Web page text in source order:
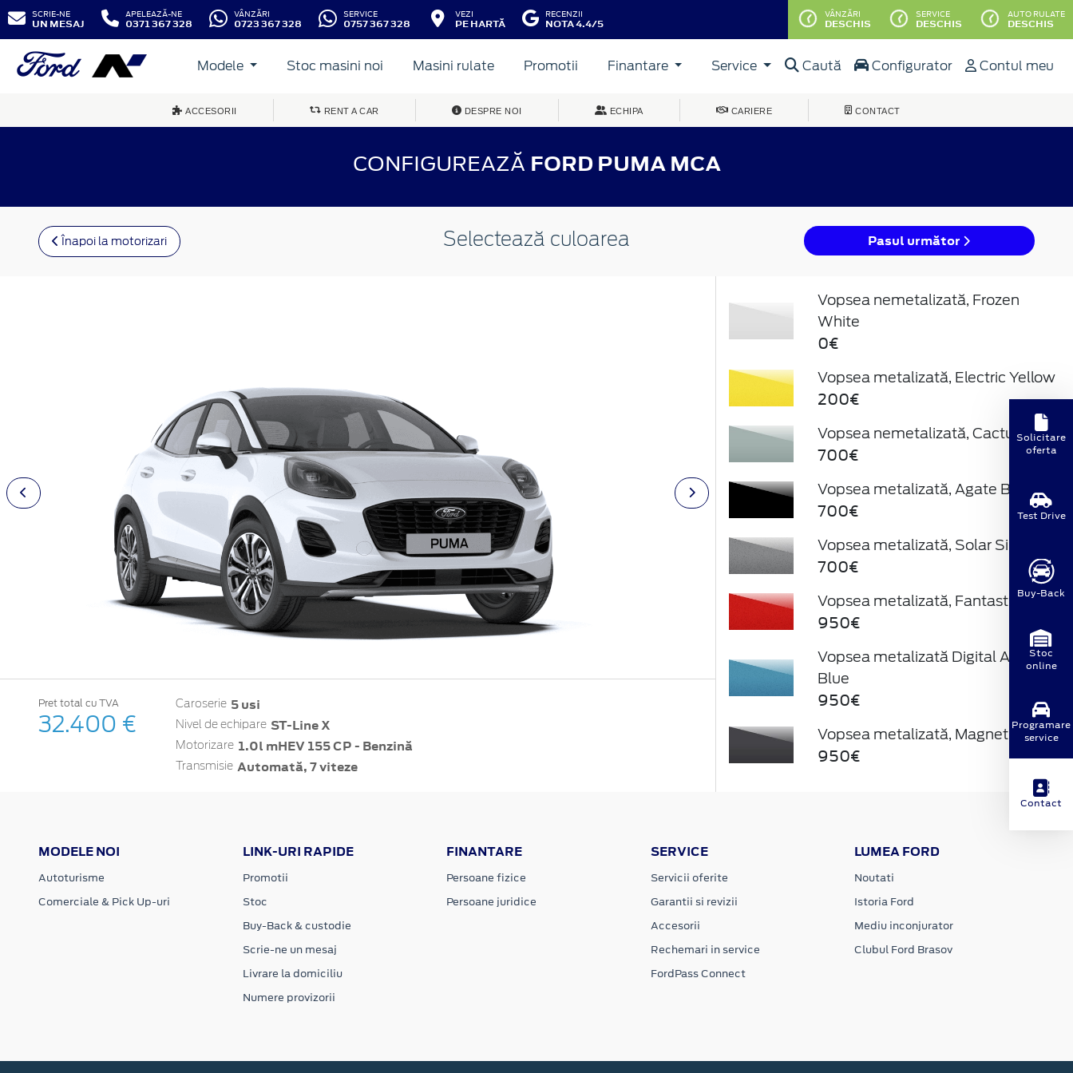
SCRIE-NE
UN MESAJ
APELEAZĂ-NE
0371 367 328
VÂNZĂRI
0723 367 328
SERVICE
0757 367 328
VEZI
PE HARTĂ
RECENZII
NOTA 4.4/5
VÂNZĂRI
DESCHIS
SERVICE
DESCHIS
AUTO RULATE
DESCHIS
Modele Stoc masini noi Masini rulate Promotii Finantare Service Caută Configurator Contul meu
ACCESORII RENT A CAR DESPRE NOI ECHIPA CARIERE CONTACT
CONFIGUREAZĂ FORD PUMA MCA
Înapoi la motorizari Selectează culoarea Pasul următor
Pret total cu TVA
32.400 €
Caroserie 5 usi
Nivel de echipare ST-Line X
Motorizare 1.0l mHEV 155 CP - Benzină
Transmisie Automată, 7 viteze
Vopsea nemetalizată, Frozen
White
0€
Vopsea metalizată, Electric Yellow
200€
Vopsea nemetalizată, Cactus Gray
700€
Vopsea metalizată, Agate Black
700€
Vopsea metalizată, Solar Silver
700€
Vopsea metalizată, Fantastic Red
950€
Vopsea metalizată Digital Aqua
Blue
950€
Vopsea metalizată, Magnetic Grey
950€
MODELE NOI
Autoturisme
Comerciale & Pick Up-uri
LINK-URI RAPIDE
Promotii
Stoc
Buy-Back & custodie
Scrie-ne un mesaj
Livrare la domiciliu
Numere provizorii
FINANTARE
Persoane fizice
Persoane juridice
SERVICE
Servicii oferite
Garantii si revizii
Accesorii
Rechemari in service
FordPass Connect
LUMEA FORD
Noutati
Istoria Ford
Mediu inconjurator
Clubul Ford Brasov
Solicitare
oferta
Test Drive
Buy-Back
Stoc
online
Programare
service
Contact